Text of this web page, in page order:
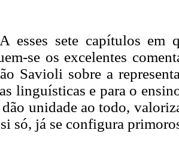
A esses sete capítulos em
se os excelentes
Savioli sobre a
linguísticas e para o
dão unidade ao todo,
só, já se configura